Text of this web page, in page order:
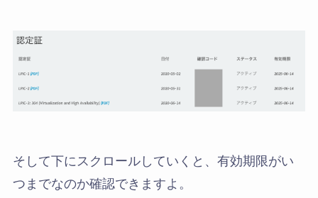
そして下にスクロールしていくと、有効期限がい
つまでなのか確認できますよ。